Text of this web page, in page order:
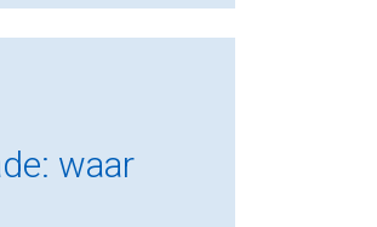
waar